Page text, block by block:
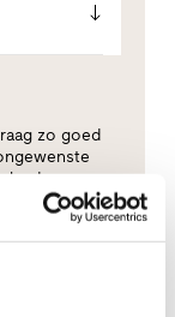
zo goed
door aan
dit doel. Alle